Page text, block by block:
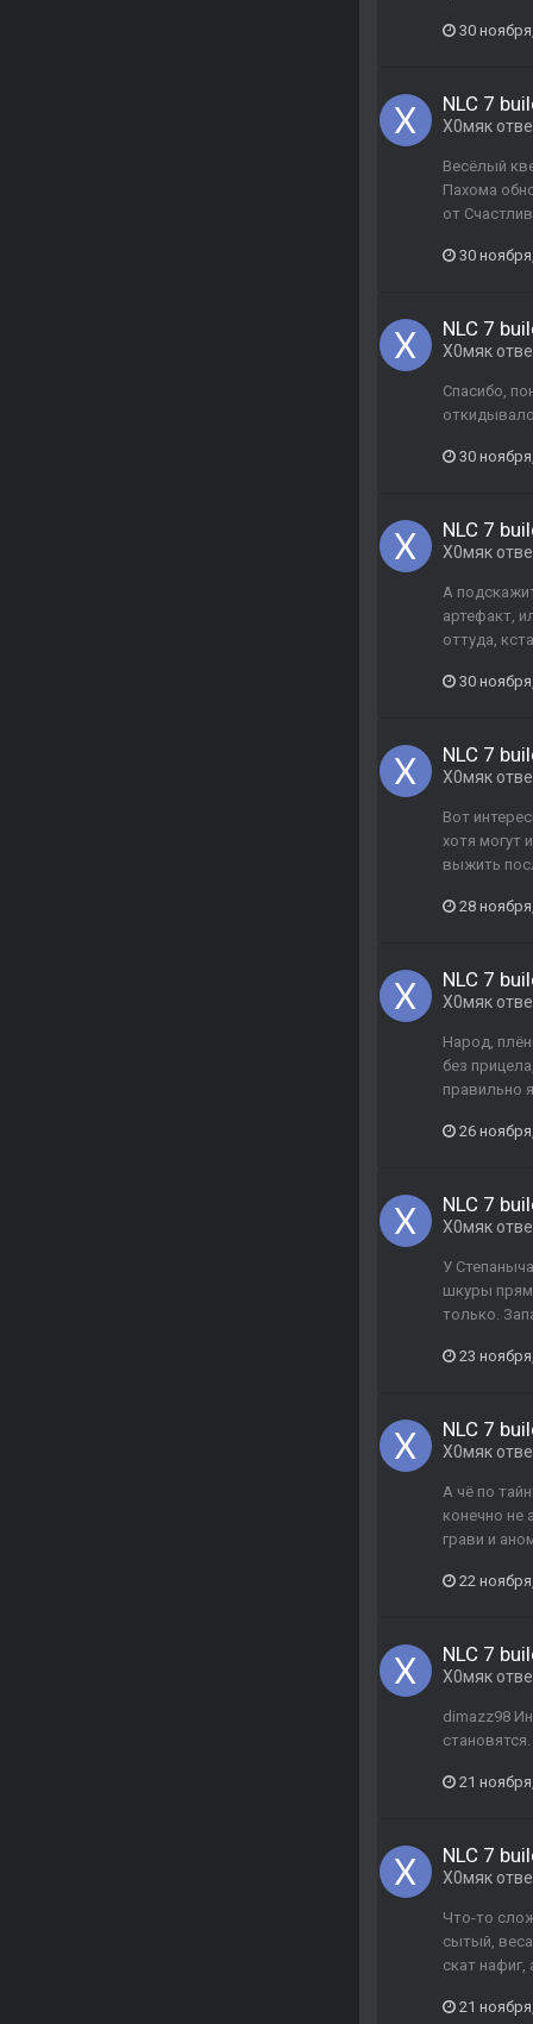
30
NLC 7
Х0мяк
Весёлый
Пахома
от
30
NLC 7
Х0мяк
Спасибо,
30
NLC 7
Х0мяк
А
артефакт,
оттуда,
30
NLC 7
Х0мяк
Вот
хотя могут
выжить
28
NLC 7
Х0мяк
Народ,
без
правильно
26
NLC 7
Х0мяк
У
шкуры прям
только.
23
NLC 7
Х0мяк
А чё по
конечно не
грави и
22
NLC 7
Х0мяк
dimazz98
становятся.
21
NLC 7
Х0мяк
Что-то
сытый,
скат
21